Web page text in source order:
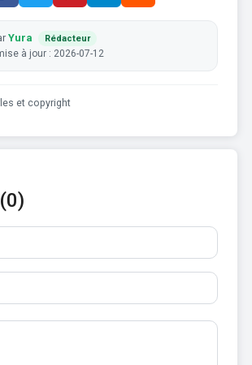
Yura Rédacteur
à jour : 2026-07-12
et copyright
Les liens ne sont pas autorisés.